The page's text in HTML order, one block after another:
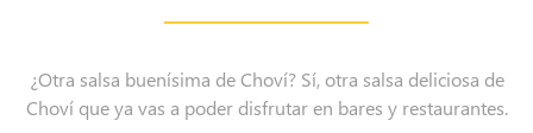
¿Otra salsa buenísima de Choví? Sí, otra salsa deliciosa de
Choví que ya vas a poder disfrutar en bares y restaurantes.